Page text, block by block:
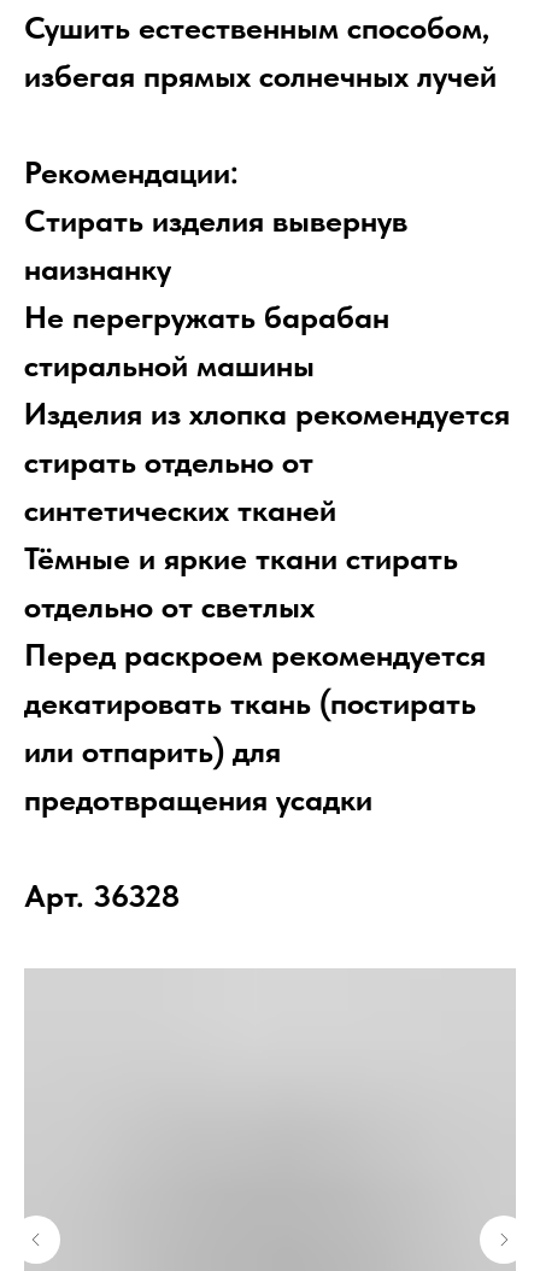
Сушить естественным способом,
избегая прямых солнечных лучей
Рекомендации:
Стирать изделия вывернув
наизнанку
Не перегружать барабан
стиральной машины
Изделия из хлопка рекомендуется
стирать отдельно от
синтетических тканей
Тёмные и яркие ткани стирать
отдельно от светлых
Перед раскроем рекомендуется
декатировать ткань (постирать
или отпарить) для
предотвращения усадки
Арт. 36328